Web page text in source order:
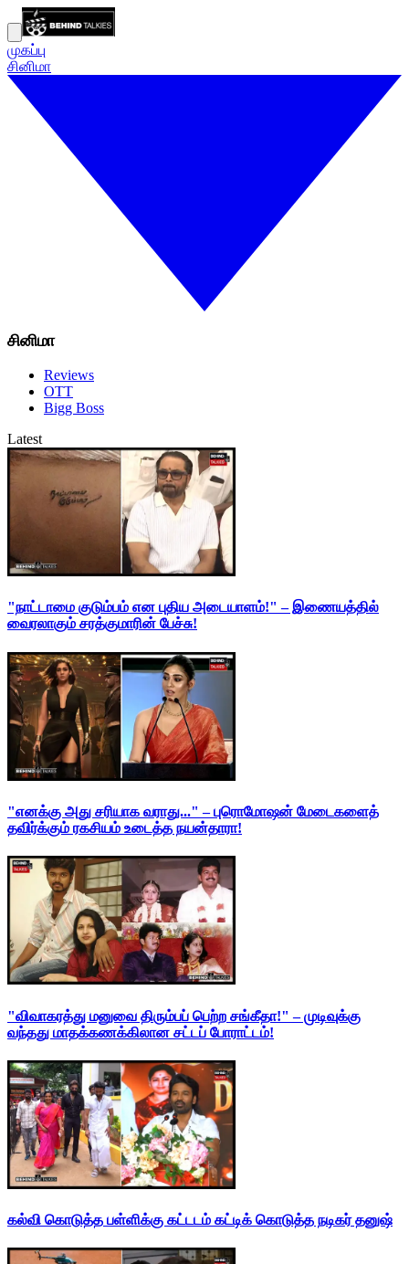
முகப்பு
சினிமா
சினிமா
Reviews
OTT
Bigg Boss
Latest
"நாட்டாமை குடும்பம் என புதிய அடையாளம்!" – இணையத்தில்
வைரலாகும் சரத்குமாரின் பேச்சு!
"எனக்கு அது சரியாக வராது..." – புரொமோஷன் மேடைகளைத்
தவிர்க்கும் ரகசியம் உடைத்த நயன்தாரா!
"விவாகரத்து மனுவை திரும்பப் பெற்ற சங்கீதா!" – முடிவுக்கு
வந்தது மாதக்கணக்கிலான சட்டப் போராட்டம்!
கல்வி கொடுத்த பள்ளிக்கு கட்டடம் கட்டிக் கொடுத்த நடிகர் தனுஷ்